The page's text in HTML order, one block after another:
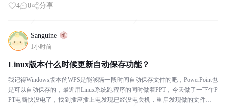
4 0 分享
Sanguine
1小时前
Linux版本什么时候更新自动保存功能？
我记得Windows版本的WPS是能够隔一段时间自动保存文件的吧，PowerPoint也
是可以自动保存的，最近用Linux系统跑程序的同时做着PPT，今天做了一下午P
PT电脑快没电了，找到插座插上电发现已经没电关机，重启发现做的文件一夜